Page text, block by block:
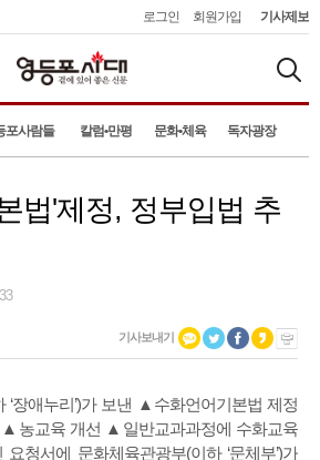
로그인 회원가입 기사제보
포사람들 칼럼•만평 문화•체육 독자광장
법'제정, 정부입법 추
기사보내기
‘장애누리’)가 보낸 ▲수화언어기본법 제정
농교육 개선 ▲일반교과과정에 수화교육
청서에 문화체육관광부(이하 ‘문체부’)가